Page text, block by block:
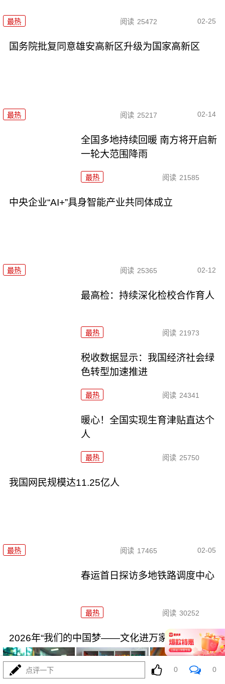
最热 阅读 25472 02-25
国务院批复同意雄安高新区升级为国家高新区
最热 阅读 25217 02-14
全国多地持续回暖 南方将开启新
一轮大范围降雨
最热 阅读 21585
中央企业“AI+”具身智能产业共同体成立
最热 阅读 25365 02-12
最高检：持续深化检校合作育人
最热 阅读 21973
税收数据显示：我国经济社会绿
色转型加速推进
最热 阅读 24341
暖心！全国实现生育津贴直达个
人
最热 阅读 25750
我国网民规模达11.25亿人
最热 阅读 17465 02-05
春运首日探访多地铁路调度中心
最热 阅读 30252
2026年“我们的中国梦——文化进万家”活动启动
点评一下 0 0